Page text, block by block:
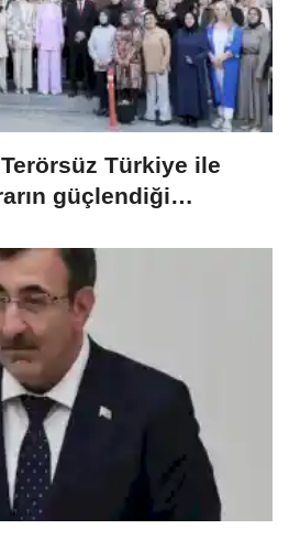
Türkiye ile
güçlendiği